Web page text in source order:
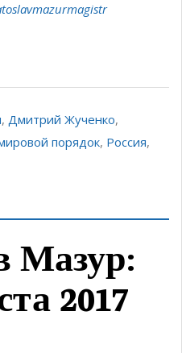
, Дмитрий Жученко,
порядок, Россия,
Мазур:
2017